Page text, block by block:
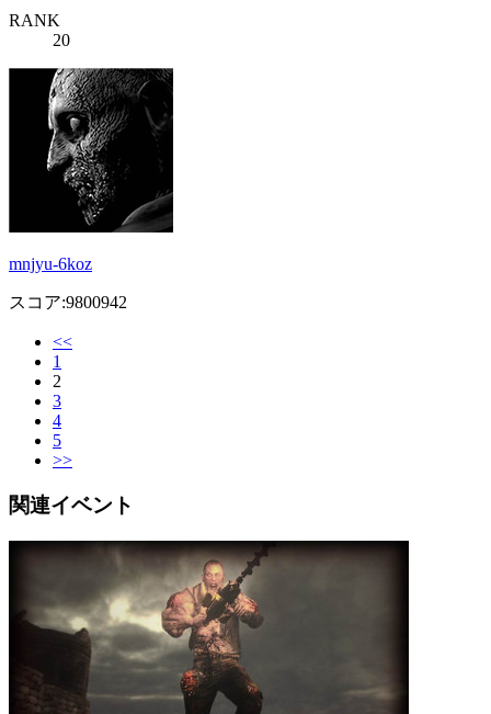
RANK
20
mnjyu-6koz
スコア:9800942
<<
1
2
3
4
5
>>
関連イベント